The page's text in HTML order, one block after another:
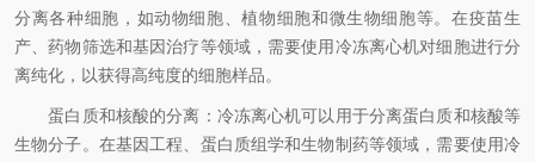
分离各种细胞，如动物细胞、植物细胞和微生物细胞等。在疫苗生
产、药物筛选和基因治疗等领域，需要使用冷冻离心机对细胞进行分
离纯化，以获得高纯度的细胞样品。
蛋白质和核酸的分离：冷冻离心机可以用于分离蛋白质和核酸等
生物分子。在基因工程、蛋白质组学和生物制药等领域，需要使用冷